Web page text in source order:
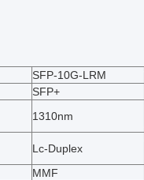
SFP-10G-LRM
SFP+
1310nm
Lc-Duplex
MMF